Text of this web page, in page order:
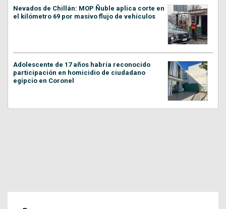
Nevados de Chillán: MOP Ñuble aplica corte en
el kilómetro 69 por masivo flujo de vehículos
Adolescente de 17 años habría reconocido
participación en homicidio de ciudadano
egipcio en Coronel